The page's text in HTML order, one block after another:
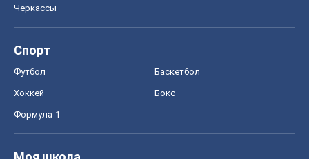
Черкассы
Спорт
Футбол Баскетбол
Хоккей Бокс
Формула-1